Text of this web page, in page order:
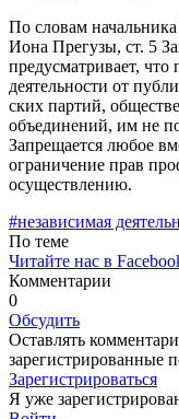
По словам
Иона Прегузы, ст. 5
предусматрива­ет,
деятельности от
ских партий,
объединений, им не
Запрещается любое
ограничение прав
осуществлению.
#независимая
По теме
Читайте нас в
Комментарии
0
Обсудить
Оставлять
зарегистрированные
Зарегистрироваться
Я уже